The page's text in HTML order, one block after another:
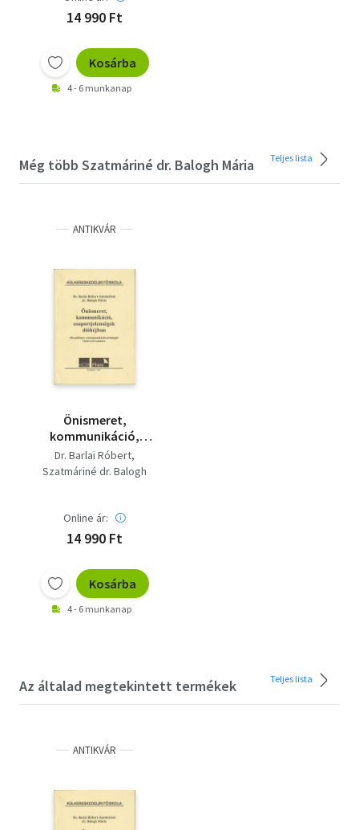
számára
14 990 Ft
Kosárba
4 - 6 munkanap
Még több Szatmáriné dr. Balogh Mária Teljes lista
ANTIKVÁR
Önismeret,
kommunikáció,
csoportjelenségek
dióhéjban:
tréningek résztvevői
számára
Dr. Barlai Róbert
Szatmáriné dr. Balogh
Online ár:
14 990 Ft
Kosárba
4 - 6 munkanap
Az általad megtekintett termékek Teljes lista
ANTIKVÁR